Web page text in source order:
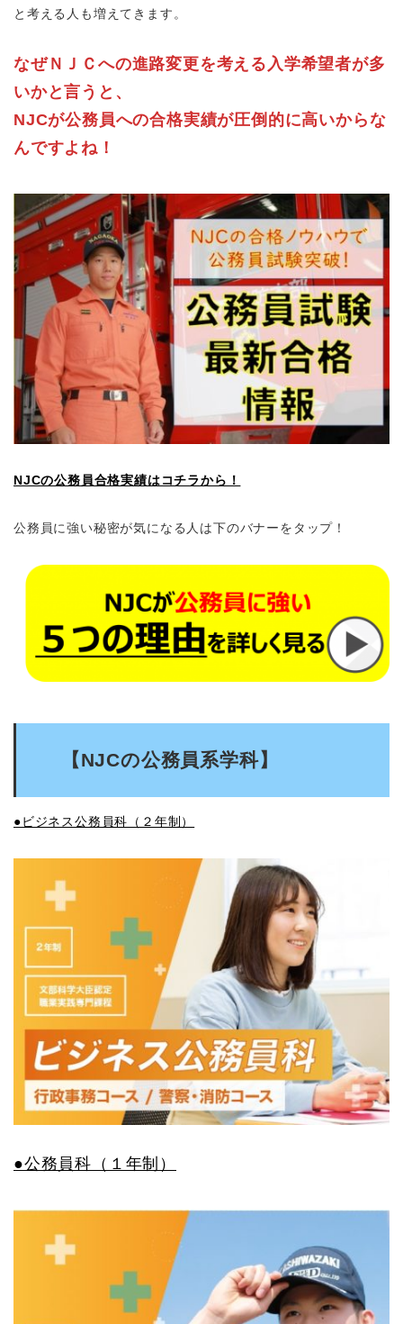
と考える人も増えてきます。
なぜＮＪＣへの進路変更を考える入学希望者が多
いかと言うと、
NJCが公務員への合格実績が圧倒的に高いからな
んですよね！
NJCの公務員合格実績はコチラから！
公務員に強い秘密が気になる人は下のバナーをタップ！
【NJCの公務員系学科】
●ビジネス公務員科（２年制）
●公務員科（１年制）